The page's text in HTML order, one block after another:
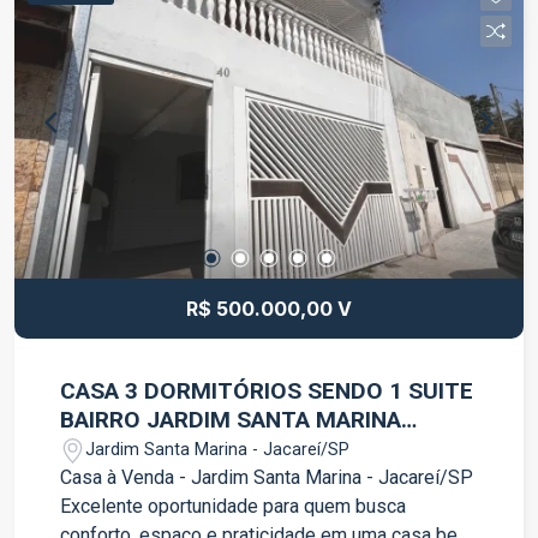
R$ 500.000,00 V
CASA 3 DORMITÓRIOS SENDO 1 SUITE
BAIRRO JARDIM SANTA MARINA
JACAREÍ
Jardim Santa Marina - Jacareí/SP
Casa à Venda - Jardim Santa Marina - Jacareí/SP
Excelente oportunidade para quem busca